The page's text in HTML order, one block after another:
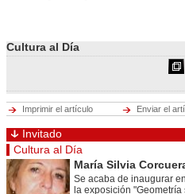
Cerrar
Cerrar
Sociedad
Hot tags
Cerrar
Ciencia
Hot tags
Cerrar
Cultura al Día
Imprimir el artículo Enviar el
Invitado
Cultura al Día
María Silvia
Se acaba de inaugurar
la exposición